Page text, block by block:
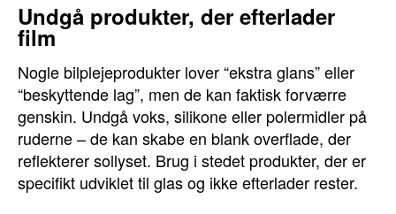
Undgå produkter, der efterlader
film
Nogle bilplejeprodukter lover “ekstra glans” eller
“beskyttende lag”, men de kan faktisk forværre
genskin. Undgå voks, silikone eller polermidler på
ruderne – de kan skabe en blank overflade, der
reflekterer sollyset. Brug i stedet produkter, der er
specifikt udviklet til glas og ikke efterlader rester.